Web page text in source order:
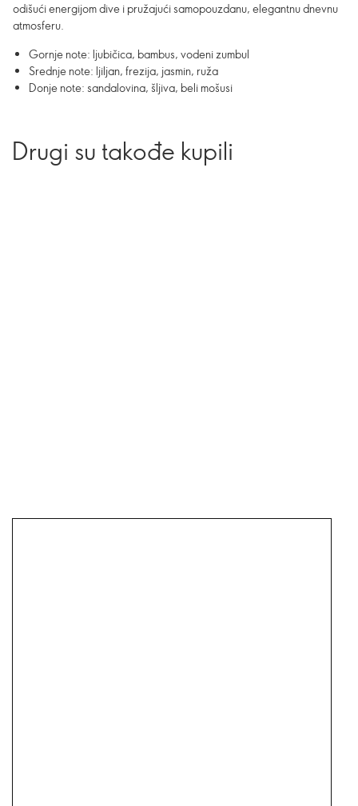
odišući energijom dive i pružajući samopouzdanu, elegantnu dnevnu
atmosferu.
Gornje note: ljubičica, bambus, vodeni zumbul
Srednje note: ljiljan, frezija, jasmin, ruža
Donje note: sandalovina, šljiva, beli mošusi
Drugi su takođe kupili